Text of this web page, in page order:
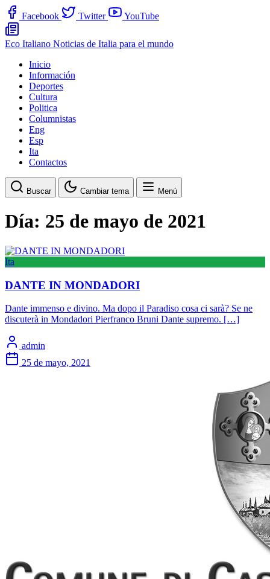
Facebook Twitter YouTube
Eco Italiano Noticias de Italia para el mundo
Inicio
Información
Deportes
Cultura
Politica
Columnistas
Eng
Esp
Ita
Contactos
Buscar Cambiar tema Menú
Día: 25 de mayo de 2021
Ita
DANTE IN MONDADORI
Dante immenso e divino. Ma dopo il Paradiso cosa ci sarà? Se ne
discuterà in Mondadori Pierfranco Bruni Dante supremo. […]
admin
25 de mayo, 2021